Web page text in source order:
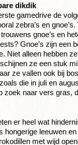
dikdik
gamedrive de
zebra’s en
gnoe’s en
Gnoe’s zijn een
Niet alleen hebben
ze een stuk
ze vallen ook bij
die in juli en
zoek naar vers gras,
er heel wat
hongerige leeuwen
met wijd